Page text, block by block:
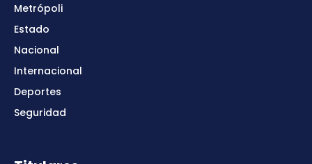
Metrópoli
Estado
Nacional
Internacional
Deportes
Seguridad